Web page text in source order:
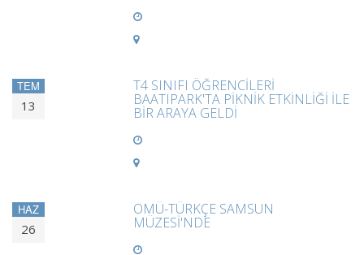
TEM
13
T4 SINIFI ÖĞRENCİLERİ
BAATIPARK'TA PİKNİK ETKİNLİĞİ İLE
BİR ARAYA GELDİ
HAZ
26
OMÜ-TÜRKÇE SAMSUN
MÜZESİ'NDE